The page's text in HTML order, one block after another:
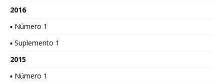
2016
▪ Número 1
▪ Suplemento 1
2015
▪ Número 1